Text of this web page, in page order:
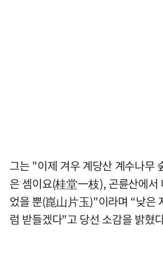
그는 "이제 겨우 계당산 계수나무
은 셈이요(桂堂一枝), 곤륜산에서
었을 뿐(崑山片玉)"이라며 “낮은
럼 받들겠다"고 당선 소감을 밝혔